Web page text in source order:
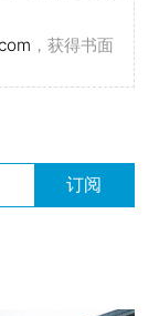
，获得书面
订阅